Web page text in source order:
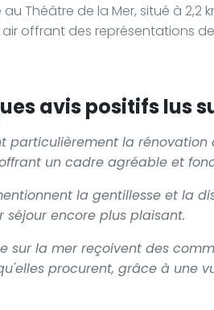
Théâtre de la Mer, situé à 2,2
offrant des représentations
avis positifs lus
particulièrement la
un cadre agréable et
la gentillesse et la
encore plus plaisant.
sur la mer reçoivent des
procurent, grâce à une